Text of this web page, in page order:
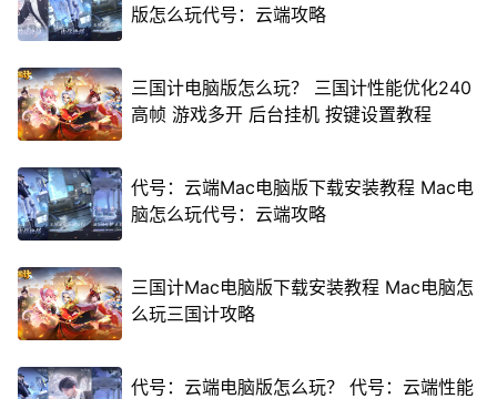
版怎么玩代号：云端攻略
三国计电脑版怎么玩？ 三国计性能优化240
高帧 游戏多开 后台挂机 按键设置教程
代号：云端Mac电脑版下载安装教程 Mac电
脑怎么玩代号：云端攻略
三国计Mac电脑版下载安装教程 Mac电脑怎
么玩三国计攻略
代号：云端电脑版怎么玩？ 代号：云端性能